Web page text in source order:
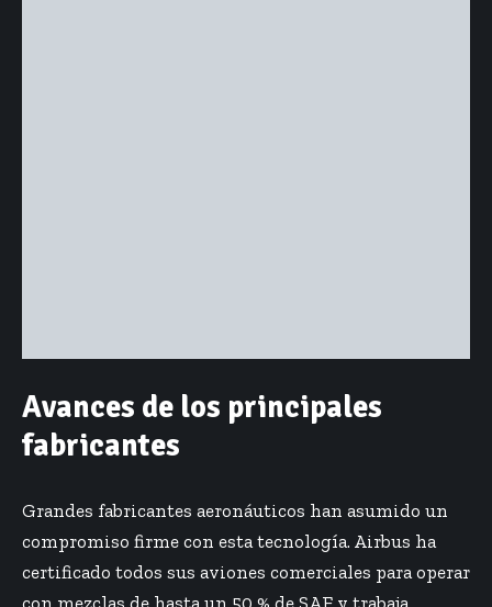
Avances de los principales
fabricantes
Grandes fabricantes aeronáuticos han asumido un
compromiso firme con esta tecnología. Airbus ha
certificado todos sus aviones comerciales para operar